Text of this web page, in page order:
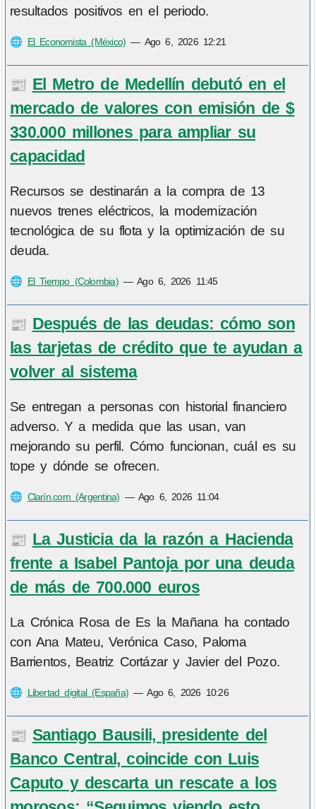
resultados positivos en el periodo.
🌐 El Economista (México) — Ago 6, 2026 12:21
📰 El Metro de Medellín debutó en el
mercado de valores con emisión de $
330.000 millones para ampliar su
capacidad
Recursos se destinarán a la compra de 13
nuevos trenes eléctricos, la modernización
tecnológica de su flota y la optimización de su
deuda.
🌐 El Tiempo (Colombia)—Ago 6, 2026 11:45
📰 Después de las deudas: cómo son
las tarjetas de crédito que te ayudan a
volver al sistema
Se entregan a personas con historial financiero
adverso. Y a medida que las usan, van
mejorando su perfil. Cómo funcionan, cuál es su
tope y dónde se ofrecen.
🌐 Clarín.com (Argentina) — Ago 6, 2026 11:04
📰 La Justicia da la razón a Hacienda
frente a Isabel Pantoja por una deuda
de más de 700.000 euros
La Crónica Rosa de Es la Mañana ha contado
con Ana Mateu, Verónica Caso, Paloma
Barrientos, Beatriz Cortázar y Javier del Pozo.
🌐 Libertad digital (España) —Ago 6, 2026 10:26
📰 Santiago Bausili, presidente del
Banco Central, coincide con Luis
Caputo y descarta un rescate a los